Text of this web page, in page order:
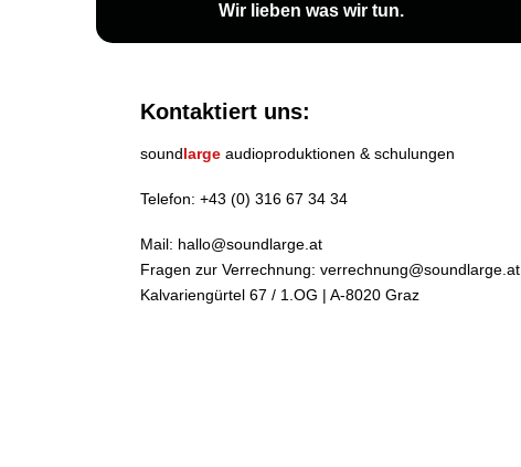
Wir lieben was wir tun.
Kontaktiert uns:
soundlarge audioproduktionen & schulungen
Telefon: +43 (0) 316 67 34 34
Mail: hallo@soundlarge.at
Fragen zur Verrechnung: verrechnung@soundlarge.at
Kalvariengürtel 67 / 1.OG | A-8020 Graz